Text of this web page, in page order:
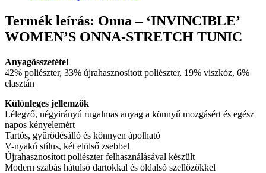
termékoldalon
választhatók
terméknek
több
variációja
változatok
ki
Termék leírás: Onna – ‘INVINCIBLE’
WOMEN’S ONNA-STRETCH TUNIC
Anyagösszetétel
42% poliészter, 33% újrahasznosított poliészter, 19% viszkóz, 6%
elasztán
Különleges jellemzők
Lélegző, négyirányú rugalmas anyag a könnyű mozgásért és egész
napos kényelemért
Tartós, gyűrődésálló és könnyen ápolható
V-nyakú stílus, két elülső zsebbel
Újrahasznosított poliészter felhasználásával készült
Modern szabás hátulsó dartokkal és oldalsó szellőzőkkel